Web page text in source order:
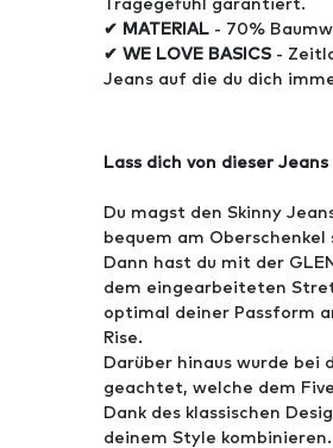
Tragegefühl garantiert.
✔ MATERIAL - 70%
✔ WE LOVE BASICS -
Jeans auf die du dich
Lass dich von dieser
Du magst den Skinny
bequem am Oberschenkel
Dann hast du mit der
dem eingearbeiteten
optimal deiner Passform
Rise.
Darüber hinaus wurde bei
geachtet, welche dem
Dank des klassischen
deinem Style kombinieren.